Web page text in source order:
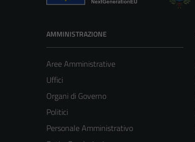
AMMINISTRAZIONE
Aree Amministrative
Uffici
Organi di Governo
Politici
Personale Amministrativo